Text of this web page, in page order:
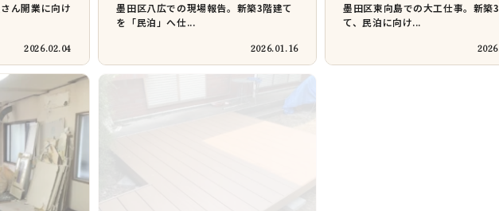
ん開業に向け
2026.02.04
墨田区八広での現場報告。新築3階建て
を「民泊」へ仕...
2026.01.16
墨田区東向島での大工仕事。新築
て、民泊に向け...